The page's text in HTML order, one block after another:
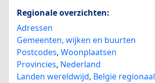
Regionale overzichten:
Adressen
Gemeenten, wijken en buurten
Postcodes, Woonplaatsen
Provincies, Nederland
Landen wereldwijd, België regionaal